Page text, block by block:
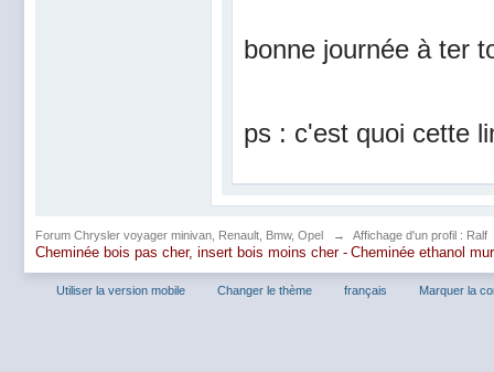
bonne journée à ter
ps : c'est quoi cette
Forum Chrysler voyager minivan, Renault, Bmw, Opel → Affichage d'un profil : Ralf
Cheminée bois pas cher, insert bois moins cher - Cheminée ethanol
Utiliser la version mobile Changer le thème français Marquer la